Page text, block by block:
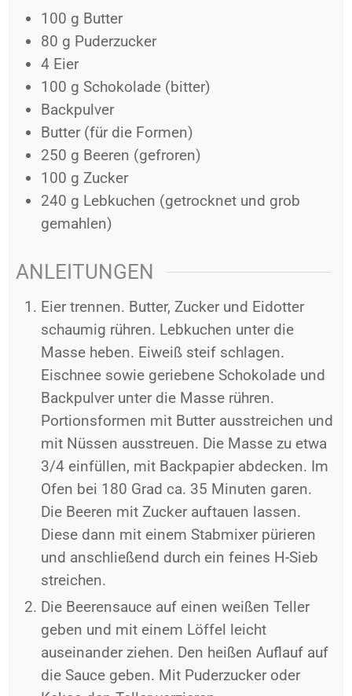
100 g Butter
80 g Puderzucker
4 Eier
100 g Schokolade (bitter)
Backpulver
Butter (für die Formen)
250 g Beeren (gefroren)
100 g Zucker
240 g Lebkuchen (getrocknet und grob
gemahlen)
ANLEITUNGEN
Eier trennen. Butter, Zucker und Eidotter
schaumig rühren. Lebkuchen unter die
Masse heben. Eiweiß steif schlagen.
Eischnee sowie geriebene Schokolade und
Backpulver unter die Masse rühren.
Portionsformen mit Butter ausstreichen und
mit Nüssen ausstreuen. Die Masse zu etwa
3/4 einfüllen, mit Backpapier abdecken. Im
Ofen bei 180 Grad ca. 35 Minuten garen.
Die Beeren mit Zucker auftauen lassen.
Diese dann mit einem Stabmixer pürieren
und anschließend durch ein feines H-Sieb
streichen.
Die Beerensauce auf einen weißen Teller
geben und mit einem Löffel leicht
auseinander ziehen. Den heißen Auflauf auf
die Sauce geben. Mit Puderzucker oder